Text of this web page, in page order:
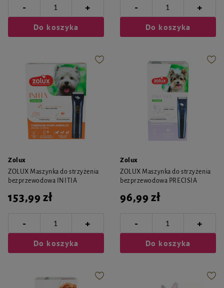
- +
Do koszyka
- +
Do koszyka
Zolux
ZOLUX Maszynka do strzyżenia
bezprzewodowa INITIA
153,99 zł
- +
Do koszyka
Zolux
ZOLUX Maszynka do strzyżenia
bezprzewodowa PRECISIA
96,99 zł
- +
Do koszyka